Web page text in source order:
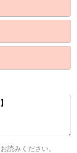
読みください。